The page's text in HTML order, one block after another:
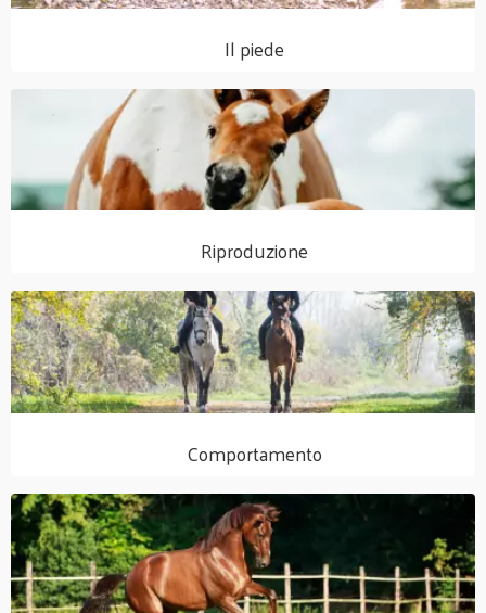
Il piede
Riproduzione
Comportamento